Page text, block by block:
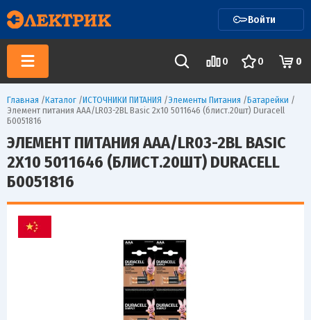
Войти
0 0 0
Главная /Каталог /ИСТОЧНИКИ ПИТАНИЯ /Элементы Питания /Батарейки /
Элемент питания AAA/LR03-2BL Basic 2х10 5011646 (блист.20шт) Duracell
Б0051816
ЭЛЕМЕНТ ПИТАНИЯ AAA/LR03-2BL BASIC
2Х10 5011646 (БЛИСТ.20ШТ) DURACELL
Б0051816